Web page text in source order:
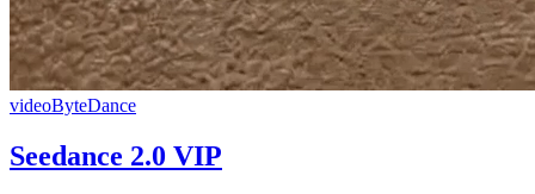
videoByteDance
Seedance 2.0 VIP